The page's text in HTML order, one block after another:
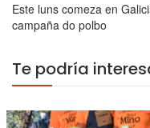
Este luns comeza en
campaña do polbo
Te podría